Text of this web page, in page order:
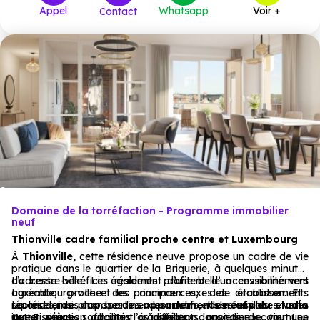
Appel Contact Whatsapp Voir +
Domaine de la torréfaction - Programme immobilier
neuf
Thionville cadre familial proche centre et Luxembourg
À Thionville, cette résidence neuve propose un cadre de vie
pratique dans le quartier de la Briquerie, à quelques minutes
du centre-ville. Les résidents profitent d’un environnement
agréable, proche des commerces, des établissements
scolaires, des transports en commun et des espaces verts.
Cette situation facilite l’organisation quotidienne tout en
L’adresse bénéficie également d’une belle accessibilité vers
Luxembourg-ville et les principaux axes de circulation. Elle
répond ainsi aux besoins des actifs, des familles et des
investisseurs souhaitant s’installer dans une commune
La résidence propose desappartements neufs du studio
au 5 pièces, adaptés à différents projets de vie. Les